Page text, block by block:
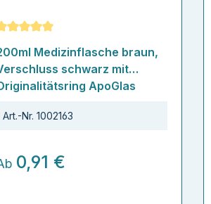
Durchschnittliche Bewertung von 5 von
Medizinflasche braun,
schwarz mit
ApoGlas
Art.-Nr. 1002163
0,91 €